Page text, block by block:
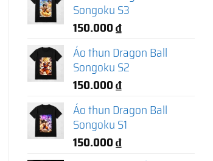
Songoku S3
150.000₫
Áo thun Dragon Ball
Songoku S2
150.000₫
Áo thun Dragon Ball
Songoku S1
150.000₫